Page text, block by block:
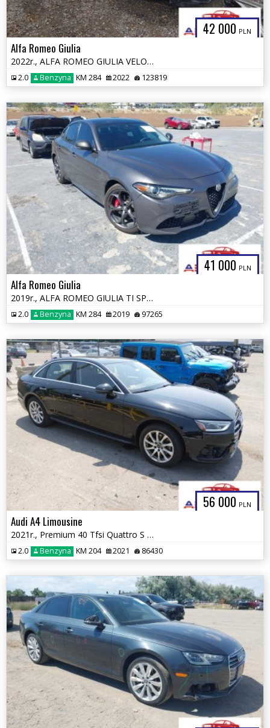
42 000 PLN
Alfa Romeo Giulia
2022r., ALFA ROMEO GIULIA VELOCE TI RWD, 2L, od ubezpieczalni
2.0 Benzyna KM 284 2022 123819
41 000 PLN
Alfa Romeo Giulia
2019r., ALFA ROMEO GIULIA TI SPORT AWD, 2L, od ubezpieczalni
2.0 Benzyna KM 284 2019 97265
56 000 PLN
Audi A4 Limousine
2021r., Premium 40 Tfsi Quattro S Tronic, 2L, od ubezpieczalni
2.0 Benzyna KM 204 2021 86430